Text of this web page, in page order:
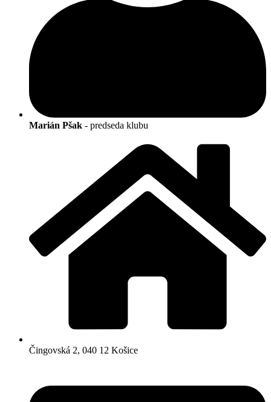
Marián Pšak - predseda klubu
Čingovská 2, 040 12 Košice